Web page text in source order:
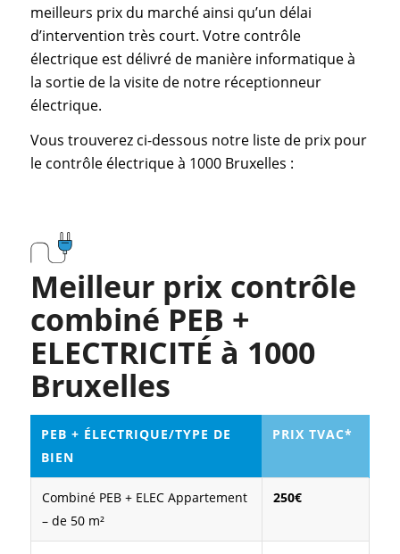
meilleurs prix du marché ainsi qu’un délai
d’intervention très court. Votre contrôle
électrique est délivré de manière informatique à
la sortie de la visite de notre réceptionneur
électrique.
Vous trouverez ci-dessous notre liste de prix pour
le contrôle électrique à 1000 Bruxelles :
Meilleur prix contrôle
combiné PEB +
ELECTRICITÉ à 1000
Bruxelles
PEB + ÉLECTRIQUE/TYPE DE
BIEN
PRIX TVAC*
Combiné PEB + ELEC Appartement
– de 50 m²
250€